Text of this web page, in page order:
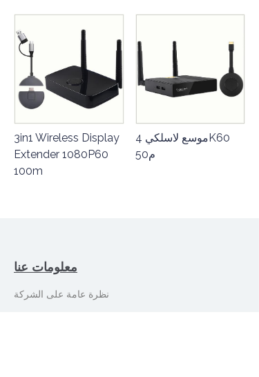
3in1 Wireless Display
Extender 1080P60
100m
موسع لاسلكي 4K60
50م
معلومات عنا
نظرة عامة على الشركة